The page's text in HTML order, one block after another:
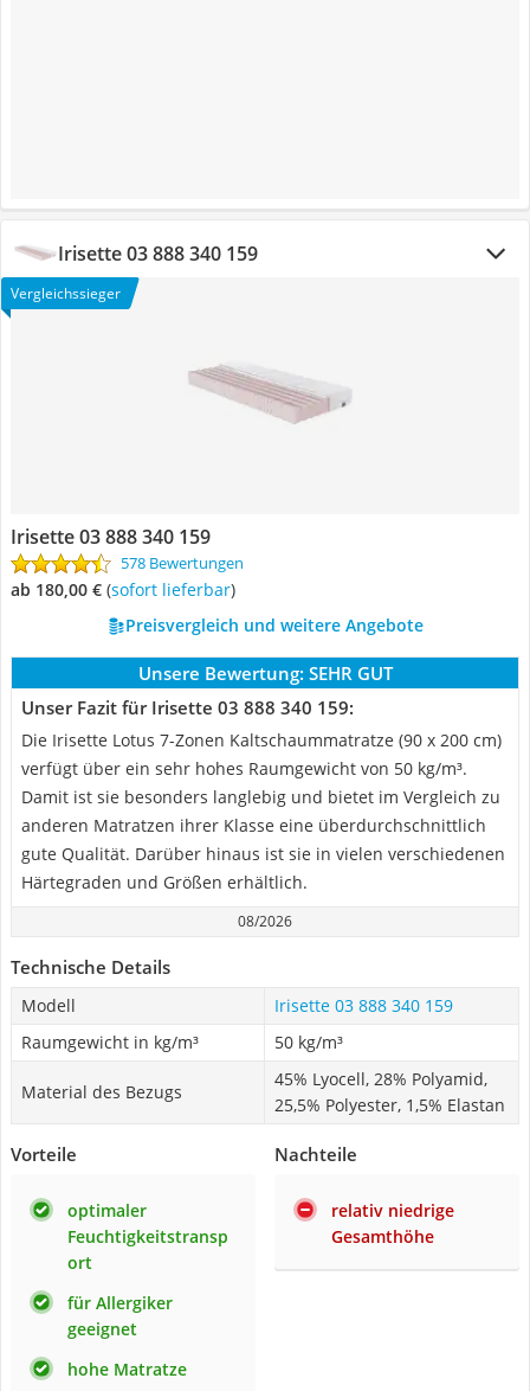
Irisette 03 888 340 159
Vergleichssieger
Irisette 03 888 340 159
578 Bewertungen
ab 180,00 € ( Sofort lieferbar)
Preisvergleich und weitere Angebote
Unsere Bewertung: SEHR GUT
Unser Fazit für Irisette 03 888 340 159:
Die Irisette Lotus 7-Zonen Kaltschaummatratze (90 x 200 cm)
verfügt über ein sehr hohes Raumgewicht von 50 kg/m³.
Damit ist sie besonders langlebig und bietet im Vergleich zu
anderen Matratzen ihrer Klasse eine überdurchschnittlich
gute Qualität. Darüber hinaus ist sie in vielen verschiedenen
Härtegraden und Größen erhältlich.
08/2026
Technische Details
Modell
Irisette 03 888 340 159
Raumgewicht in kg/m³
50 kg/m³
Material des Bezugs
45% Lyocell, 28% Polyamid,
25,5% Polyester, 1,5% Elastan
Vorteile
optimaler
Feuchtigkeitstransp
ort
für Allergiker
geeignet
hohe Matratze
Nachteile
relativ niedrige
Gesamthöhe